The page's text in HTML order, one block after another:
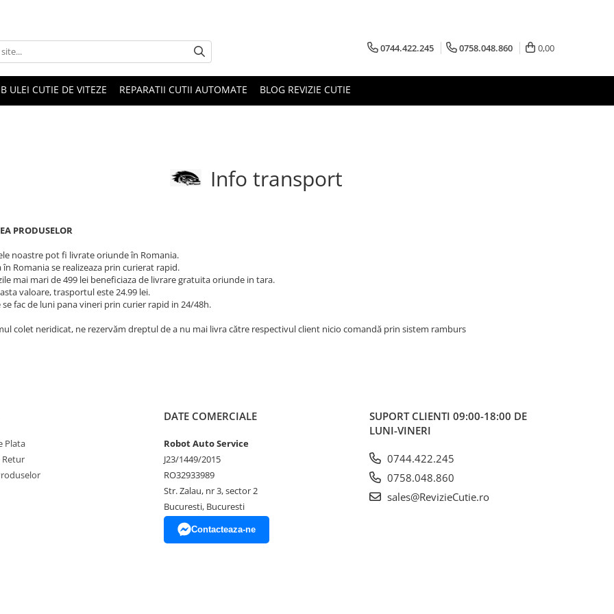
0744.422.245 0758.048.860 0,00
ULEI CUTIE DE VITEZE REPARATII CUTII AUTOMATE BLOG REVIZIE CUTIE
Info transport
PRODUSELOR
noastre pot fi livrate oriunde în Romania.
în Romania se realizeaza prin curierat rapid.
mai mari de 499 lei beneficiaza de livrare gratuita oriunde in tara.
valoare, trasportul este 24.99 lei.
se fac de luni pana vineri prin curier rapid in 24/48h.
colet neridicat, ne rezervăm dreptul de a nu mai livra către respectivul client nicio comandă prin sistem ramburs
Plata
Retur
DATE COMERCIALE
Robot Auto Service
J23/1449/2015
RO32933989
Str. Zalau, nr 3, sector 2
Bucuresti, Bucuresti
Contacteaza-ne
SUPORT CLIENTI 09:00-18:00 DE
LUNI-VINERI
0744.422.245
0758.048.860
sales@RevizieCutie.ro